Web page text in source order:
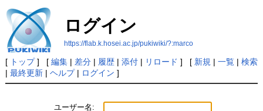
ログイン
https://flab.k.hosei.ac.jp/pukiwiki/?:marco
[ トップ] [ 編集| 差分| 履歴| 添付| リロード ] [ 新規 | 一覧| 検索
| 最終更新| ヘルプ| ログイン ]
ユーザー名: